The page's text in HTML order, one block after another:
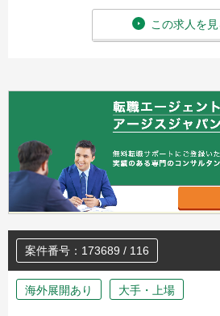
この求人を見
案件番号：173689 / 116
海外展開あり 大手・上場